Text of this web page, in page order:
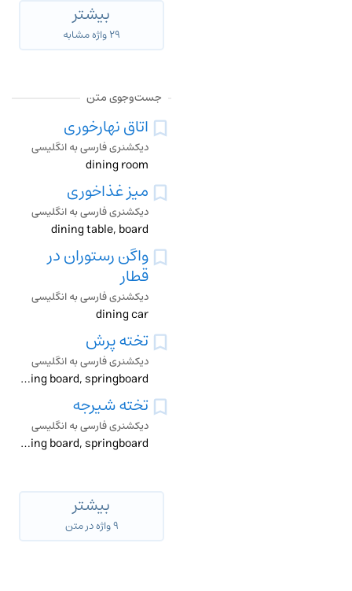
بیشتر
۲۹ واژه مشابه
جست‌وجوی متن
اتاق نهارخوری
دیکشنری فارسی به انگلیسی
dining room
میز غذاخوری
دیکشنری فارسی به انگلیسی
dining table, board
واگن رستوران در
قطار
دیکشنری فارسی به انگلیسی
dining car
تخته پرش
دیکشنری فارسی به انگلیسی
diving board, springboard
تخته شیرجه
دیکشنری فارسی به انگلیسی
diving board, springboard
بیشتر
۹ واژه در متن